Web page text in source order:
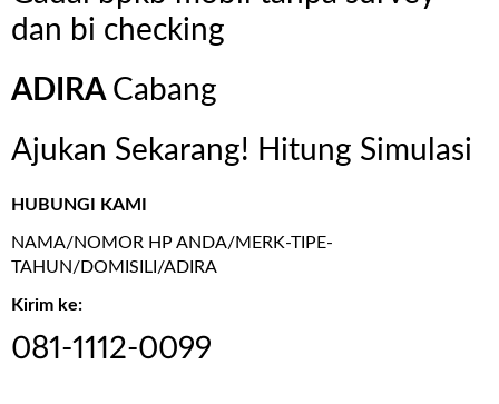
dan bi checking
ADIRA Cabang
Ajukan Sekarang! Hitung Simulasi
HUBUNGI KAMI
NAMA/NOMOR HP ANDA/MERK-TIPE-
TAHUN/DOMISILI/ADIRA
Kirim ke:
081-1112-0099